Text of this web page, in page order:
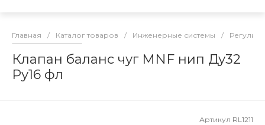
Главная / Каталог товаров / Инженерные системы /
Клапан баланс чуг MNF нип Ду32
Ру16 фл
Артикул RL1211